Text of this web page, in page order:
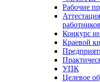
Рабочие
работников
Конкурс
Краевой
УПК
Целевое